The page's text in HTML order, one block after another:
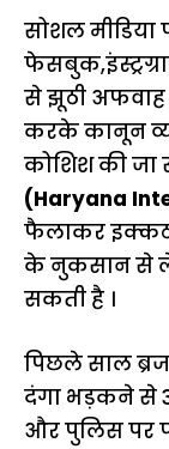
सोशल मीडिया
से झूठी अफवाह
करके कानून
कोशिश की जा
(Haryana
फैलाकर
के नुकसान से
सकती है ।
पिछले साल
दंगा भड़कने से
और पुलिस पर